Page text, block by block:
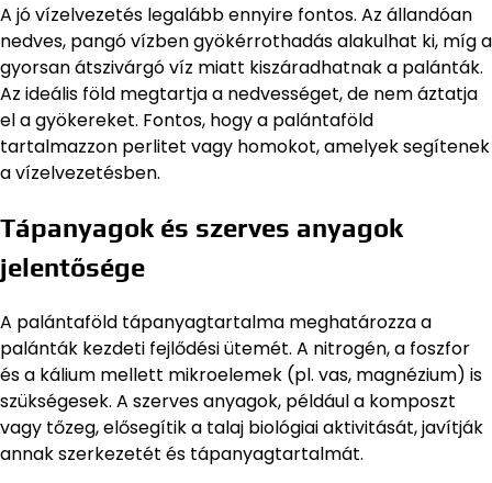
A jó vízelvezetés legalább ennyire fontos. Az állandóan
nedves, pangó vízben gyökérrothadás alakulhat ki, míg a
gyorsan átszivárgó víz miatt kiszáradhatnak a palánták.
Az ideális föld megtartja a nedvességet, de nem áztatja
el a gyökereket. Fontos, hogy a palántaföld
tartalmazzon perlitet vagy homokot, amelyek segítenek
a vízelvezetésben.
Tápanyagok és szerves anyagok
jelentősége
A palántaföld tápanyagtartalma meghatározza a
palánták kezdeti fejlődési ütemét. A nitrogén, a foszfor
és a kálium mellett mikroelemek (pl. vas, magnézium) is
szükségesek. A szerves anyagok, például a komposzt
vagy tőzeg, elősegítik a talaj biológiai aktivitását, javítják
annak szerkezetét és tápanyagtartalmát.